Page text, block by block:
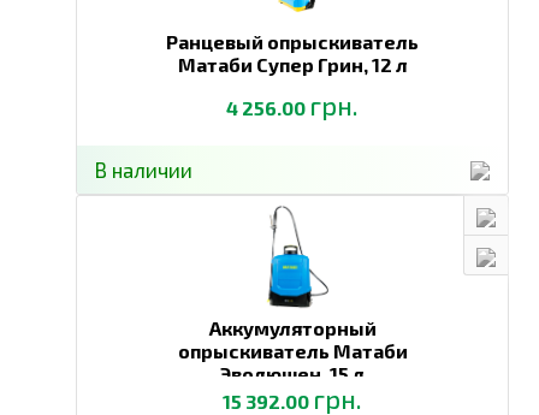
Ранцевый опрыскиватель
Матаби Супер Грин,12 л
4 256.00 грн.
В наличии
Аккумуляторный
опрыскиватель Матаби
Эволюшен, 15 л
15 392.00 грн.